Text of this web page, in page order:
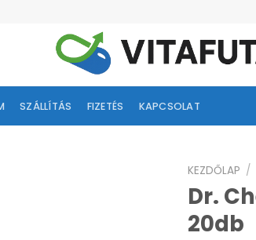
SZÁLLÍTÁS FIZETÉS KAPCSOLAT
KEZDŐLAP /
Dr.
20db